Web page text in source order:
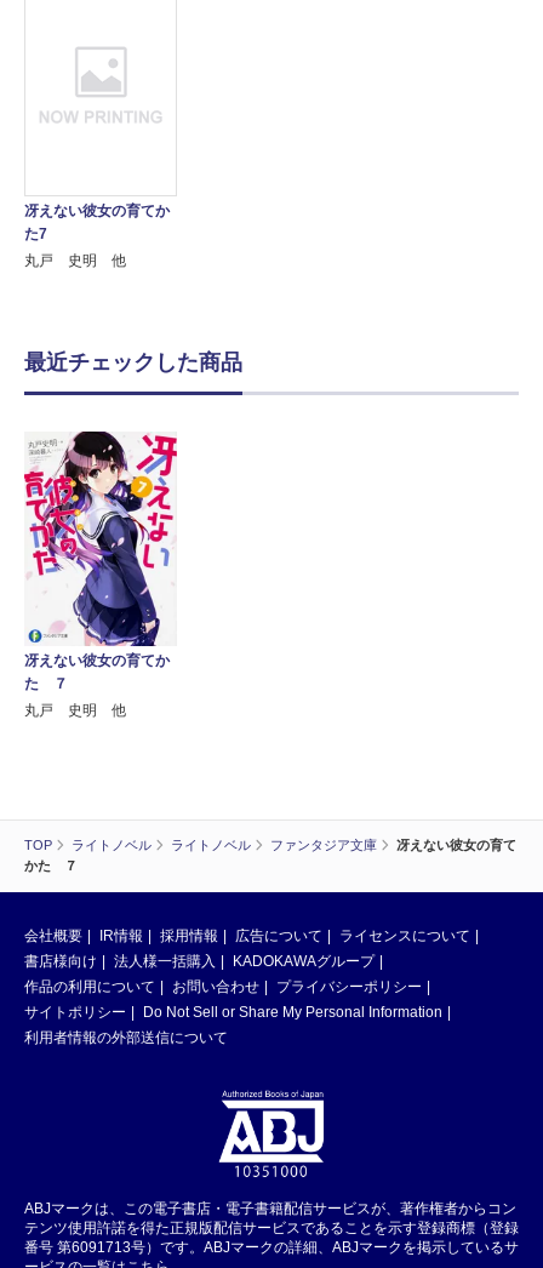
TOP ライトノベル ライトノベル ファンタジア文庫
冴えない彼女の育て
かた ７
冴えない彼女の育てか
た7
丸戸 史明 他
最近チェックした商品
冴えない彼女の育てか
た ７
丸戸 史明 他
会社概要 IR情報 採用情報 広告について
ライセンスについて
書店様向け
法人様一括購入
KADOKAWAグループ
作品の利用について
お問い合わせ
プライバシーポリシー
サイトポリシー
Do Not Sell or Share My Personal Information
利用者情報の外部送信について
ABJマークは、この電子書店・電子書籍配信サービスが、著作権者からコン
テンツ使用許諾を得た正規版配信サービスであることを示す登録商標（登録
番号 第6091713号）です。ABJマークの詳細、ABJマークを掲示しているサ